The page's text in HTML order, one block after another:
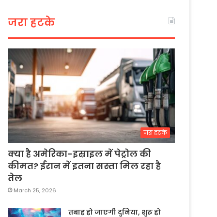
जरा हटके
जरा हटके
क्या है अमेरिका-इस्राइल में पेट्रोल की
कीमत? ईरान में इतना सस्ता मिल रहा है
तेल
March 25, 2026
तबाह हो जाएगी दुनिया, शुरू हो